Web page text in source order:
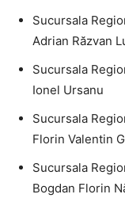
Sucursala
Adrian Răzvan
Sucursala
Ionel Ursanu
Sucursala
Florin Valentin
Sucursala
Bogdan Florin